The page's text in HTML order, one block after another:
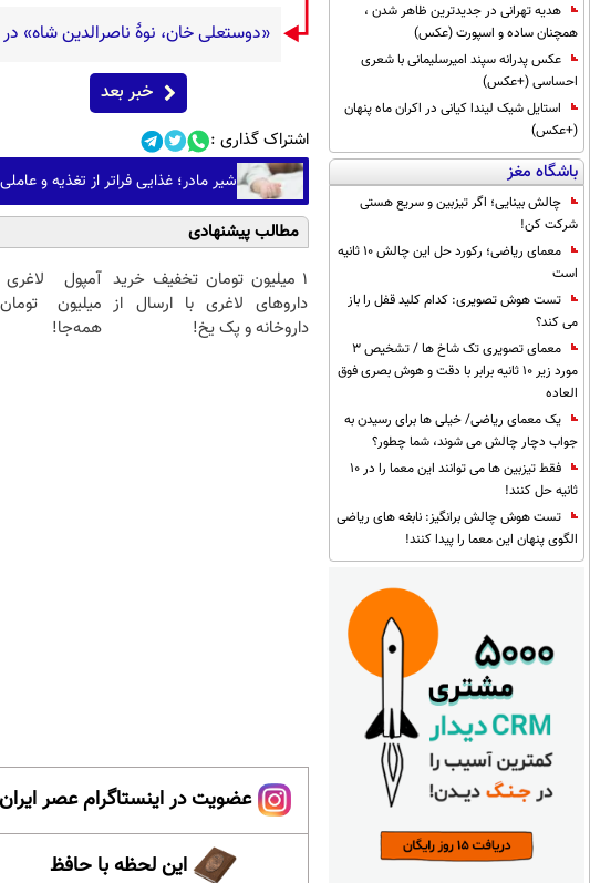
هدیه تهرانی در جدیدترین ظاهر شدن ،
همچنان ساده و اسپورت (عکس)
عکس پدرانه سپند امیرسلیمانی با شعری
احساسی (+عکس)
استایل شیک لیندا کیانی در اکران ماه پنهان
(+عکس)
باشگاه مغز
چالش بینایی؛ اگر تیزبین و سریع هستی
شرکت کن!
معمای ریاضی؛ رکورد حل این چالش 10 ثانیه
است
تست هوش تصویری: کدام کلید قفل را باز
می کند؟
معمای تصویری تک شاخ ها / تشخیص 3
مورد زیر 10 ثانیه برابر با دقت و هوش بصری فوق
العاده
یک معمای ریاضی/ خیلی ها برای رسیدن به
جواب دچار چالش می شوند، شما چطور؟
فقط تیزبین ها می توانند این معما را در 10
ثانیه حل کنند!
تست هوش چالش برانگیز: نابغه های ریاضی
الگوی پنهان این معما را پیدا کنند!
«دوستعلی خان، نوۀ ناصرالدین شاه»
خبر بعد
اشتراک گذاری :
شیر مادر؛ غذایی فراتر از تغذیه و
مطالب پیشنهادی
1 میلیون تومان تخفیف خرید
داروهای لاغری با ارسال از
داروخانه و پک یخ!
آمپول لاغری
میلیون
همه‌جا!
عضویت در اینستاگرام عصر ایران
این لحظه با حافظ